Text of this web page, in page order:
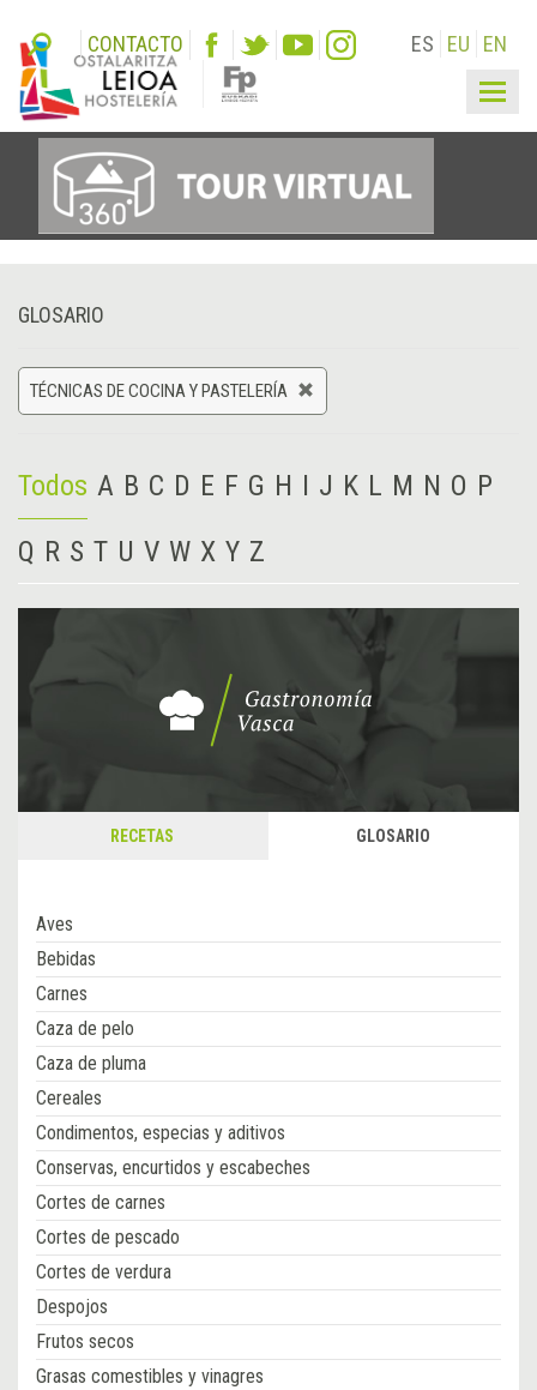
CONTACTO ES EU EN
GLOSARIO
TÉCNICAS DE COCINA Y PASTELERÍA
Todos A B C D E F G H I J K L M N O P
Q R S T U V W X Y Z
RECETAS GLOSARIO
Aves
Bebidas
Carnes
Caza de pelo
Caza de pluma
Cereales
Condimentos, especias y aditivos
Conservas, encurtidos y escabeches
Cortes de carnes
Cortes de pescado
Cortes de verdura
Despojos
Frutos secos
Grasas comestibles y vinagres